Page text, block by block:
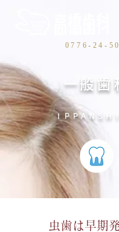
0776-24-
一般歯
ＩＰＰＡＮＳＨ
虫歯は早期